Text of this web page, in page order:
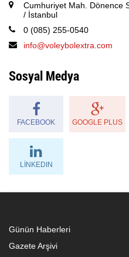
Cumhuriyet Mah. Dönence
/ İstanbul
0 (085) 255-0540
info@voleybolextra.com
Sosyal Medya
FACEBOOK GOOGLE PLUS
LINKEDIN
Günün Haberleri
Gazete Arşivi